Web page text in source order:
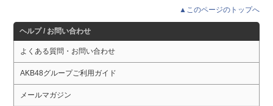
▲このページのトップへ
ヘルプ / お問い合わせ
よくある質問・お問い合わせ
AKB48グループご利用ガイド
メールマガジン